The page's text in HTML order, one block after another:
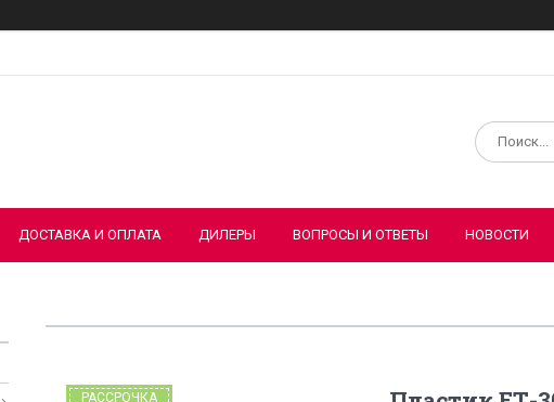
ДОСТАВКА И ОПЛАТА ДИЛЕРЫ ВОПРОСЫ И ОТВЕТЫ НОВОСТИ
РАССРОЧКА